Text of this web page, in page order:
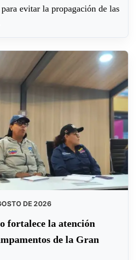
evitar la propagación de las
DE 2026
fortalece la atención
de la Gran